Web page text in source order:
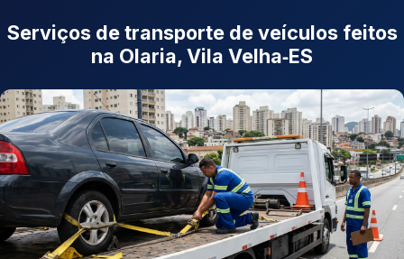
Serviços de transporte de veículos feitos
na Olaria, Vila Velha‑ES